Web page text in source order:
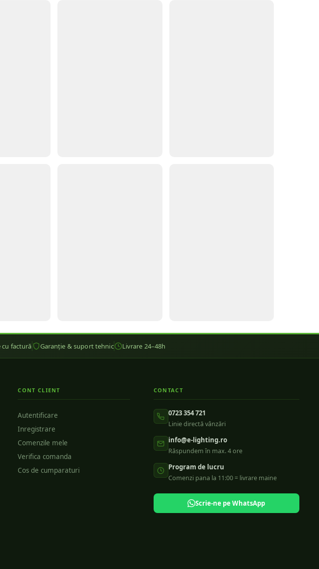
cu factură Garanție & suport tehnic Livrare 24–48h
CONT CLIENT
Autentificare
Inregistrare
Comenzile mele
Verifica comanda
Cos de cumparaturi
CONTACT
0723 354 721
Linie directă vânzări
info@e-lighting.ro
Răspundem în max. 4 ore
Program de lucru
Comenzi pana la 11:00 = livrare maine
Scrie-ne pe WhatsApp